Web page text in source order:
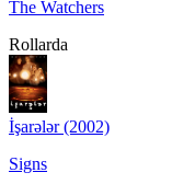
The Watchers
Rollarda
İşarələr (2002)
Signs